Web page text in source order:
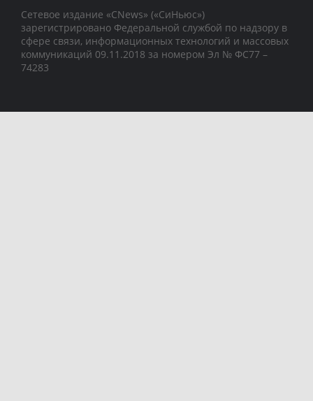
Сетевое издание «CNews» («СиНьюс»)
зарегистрировано Федеральной службой по надзору в
сфере связи, информационных технологий и массовых
коммуникаций 09.11.2018 за номером Эл № ФС77 –
74283